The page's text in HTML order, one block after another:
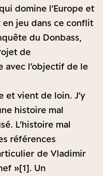
domine l’Europe et
en jeu dans ce conflit
du Donbass,
de
avec l’objectif de le
et vient de loin. J’y
histoire mal
L’histoire mal
références
de Vladimir
»[1]. Un